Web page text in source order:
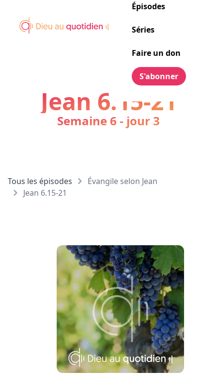
Épisodes
Séries
Faire un don
S'abonner
Jean 6.15-21
Semaine 6 - jour 3
Tous les épisodes
Évangile selon Jean
Jean 6.15-21